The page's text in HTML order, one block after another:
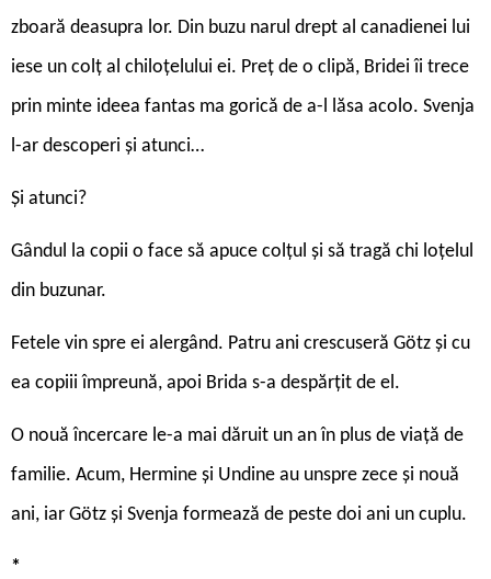
zboară deasupra lor. Din buzu narul drept al canadienei lui
iese un colț al chiloțelului ei. Preț de o clipă, Bridei îi trece
prin minte ideea fantas ma gorică de a-l lăsa acolo. Svenja
l-ar descoperi și atunci…
Și atunci?
Gândul la copii o face să apuce colțul și să tragă chi loțelul
din buzunar.
Fetele vin spre ei alergând. Patru ani crescuseră Götz și cu
ea copiii împreună, apoi Brida s-a despărțit de el.
O nouă încercare le-a mai dăruit un an în plus de viață de
familie. Acum, Hermine și Undine au unspre zece și nouă
ani, iar Götz și Svenja formează de peste doi ani un cuplu.
*